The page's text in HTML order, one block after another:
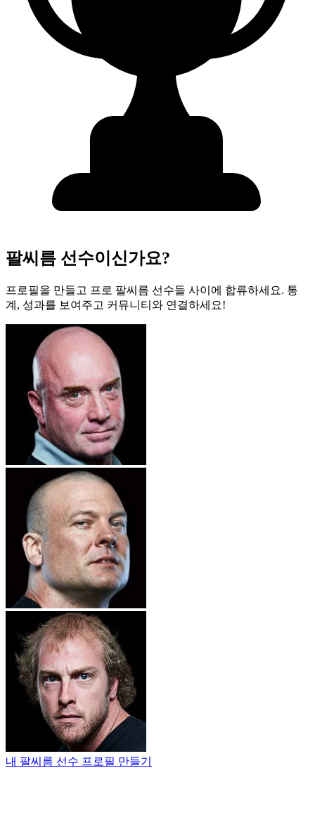
팔씨름 선수이신가요?
프로필을 만들고 프로 팔씨름 선수들 사이에 합류하세요. 통
계, 성과를 보여주고 커뮤니티와 연결하세요!
내 팔씨름 선수 프로필 만들기